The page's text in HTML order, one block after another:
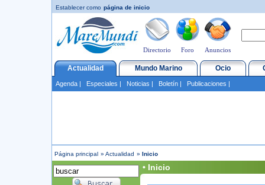
Establecer como página de inicio
Directorio Foro Anuncios
Actualidad Mundo Marino Ocio
Agenda | Especiales | Noticias | Boletín | Publicaciones |
Página principal » Actualidad » Inicio
• Inicio